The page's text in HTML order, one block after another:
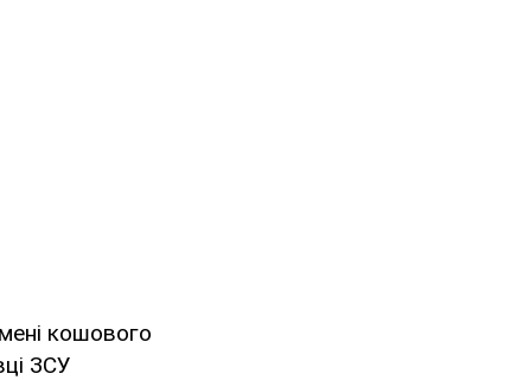
кошового
ЗСУ